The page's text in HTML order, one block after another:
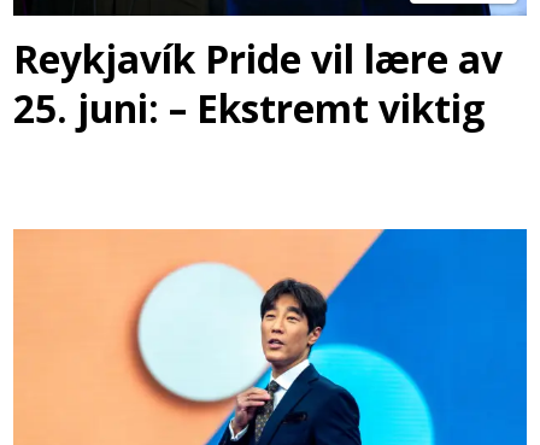
Reykjavík Pride vil lære av
25. juni: – Ekstremt viktig